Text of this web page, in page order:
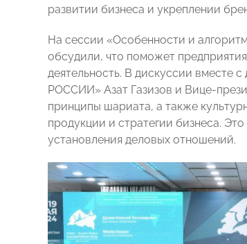
развитии бизнеса и укреплении
На сессии «Особенности и
обсудили, что поможет
деятельность. В дискуссии вместе
РОССИИ» Азат Газизов и Вице-
принципы шариата, а также
продукции и стратегии бизнеса.
установления деловых отношений.